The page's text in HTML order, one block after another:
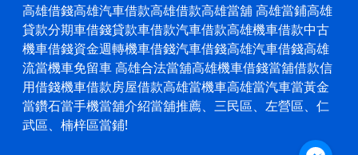
高雄借錢高雄汽車借款高雄借款高雄當舖高雄當鋪高雄
貸款分期車借錢貸款車借款汽車借款高雄機車借款中古
機車借錢資金週轉機車借錢汽車借錢高雄汽車借錢高雄
流當機車免留車 高雄合法當舖高雄機車借錢當舖借款信
用借錢機車借款房屋借款高雄當機車高雄當汽車當黃金
當鑽石當手機當舖介紹當舖推薦、三民區、左營區、仁
武區、楠梓區當鋪!